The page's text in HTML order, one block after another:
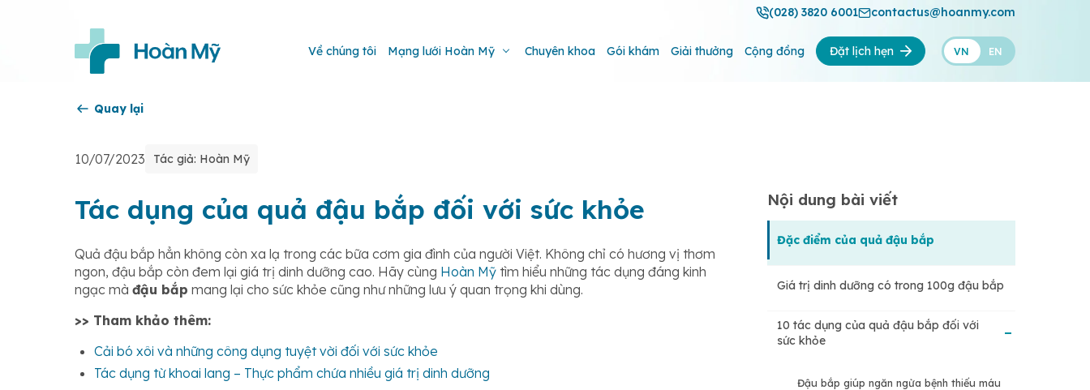
(028) 3820 6001 contactus@hoanmy.com
Về chúng tôi Mạng lưới Hoàn Mỹ Chuyên khoa Gói khám Giải thưởng Cộng đồng Đặt lịch hẹn VN EN
Quay lại
10/07/2023 Tác giả: Hoàn Mỹ
Tác dụng của quả đậu bắp đối với sức khỏe
Quả đậu bắp hẳn không còn xa lạ trong các bữa cơm gia đình của người Việt. Không chỉ có hương vị thơm
ngon, đậu bắp còn đem lại giá trị dinh dưỡng cao. Hãy cùng Hoàn Mỹ tìm hiểu những tác dụng đáng kinh
ngạc mà đậu bắp mang lại cho sức khỏe cũng như những lưu ý quan trọng khi dùng.
>> Tham khảo thêm:
Cải bó xôi và những công dụng tuyệt vời đối với sức khỏe
Tác dụng từ khoai lang – Thực phẩm chứa nhiều giá trị dinh dưỡng
Nội dung bài viết
Đặc điểm của quả đậu bắp
Giá trị dinh dưỡng có trong 100g đậu bắp
10 tác dụng của quả đậu bắp đối với
sức khỏe
Đậu bắp giúp ngăn ngừa bệnh thiếu máu